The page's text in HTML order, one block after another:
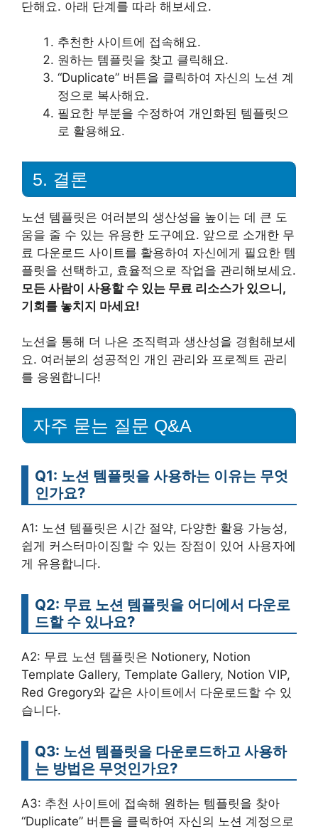
단해요. 아래 단계를 따라 해보세요.
추천한 사이트에 접속해요.
원하는 템플릿을 찾고 클릭해요.
“Duplicate” 버튼을 클릭하여 자신의 노션 계
정으로 복사해요.
필요한 부분을 수정하여 개인화된 템플릿으
로 활용해요.
5. 결론
노션 템플릿은 여러분의 생산성을 높이는 데 큰 도
움을 줄 수 있는 유용한 도구예요. 앞으로 소개한 무
료 다운로드 사이트를 활용하여 자신에게 필요한 템
플릿을 선택하고, 효율적으로 작업을 관리해보세요.
모든 사람이 사용할 수 있는 무료 리소스가 있으니,
기회를 놓치지 마세요!
노션을 통해 더 나은 조직력과 생산성을 경험해보세
요. 여러분의 성공적인 개인 관리와 프로젝트 관리
를 응원합니다!
자주 묻는 질문 Q&A
Q1: 노션 템플릿을 사용하는 이유는 무엇
인가요?
A1: 노션 템플릿은 시간 절약, 다양한 활용 가능성,
쉽게 커스터마이징할 수 있는 장점이 있어 사용자에
게 유용합니다.
Q2: 무료 노션 템플릿을 어디에서 다운로
드할 수 있나요?
A2: 무료 노션 템플릿은 Notionery, Notion
Template Gallery, Template Gallery, Notion VIP,
Red Gregory와 같은 사이트에서 다운로드할 수 있
습니다.
Q3: 노션 템플릿을 다운로드하고 사용하
는 방법은 무엇인가요?
A3: 추천 사이트에 접속해 원하는 템플릿을 찾아
“Duplicate” 버튼을 클릭하여 자신의 노션 계정으로